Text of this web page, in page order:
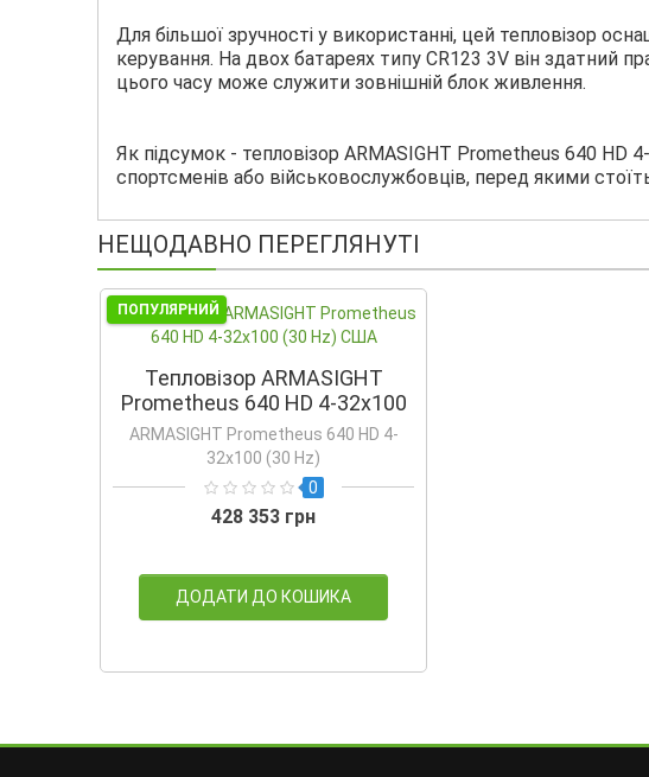
Для більшої зручності у використанні, цей тепловізор
керування. На двох батареях типу CR123 3V він
цього часу може служити зовнішній блок живлення.
Як підсумок - тепловізор ARMASIGHT Prometheus 640 HD
спортсменів або військовослужбовців, перед якими
НЕЩОДАВНО ПЕРЕГЛЯНУТІ
ПОПУЛЯРНИЙ
Тепловізор ARMASIGHT
Prometheus 640 HD 4-32x100
(30 Hz) США
ARMASIGHT Prometheus 640 HD 4-
32x100 (30 Hz)
0
428 353 грн
ДОДАТИ ДО КОШИКА